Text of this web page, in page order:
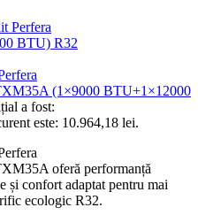
(1×9000 BTU+1×12000
a fost:
este: 10.964,18 lei.
oferă performanță
și confort adaptat pentru mai
ecologic R32.